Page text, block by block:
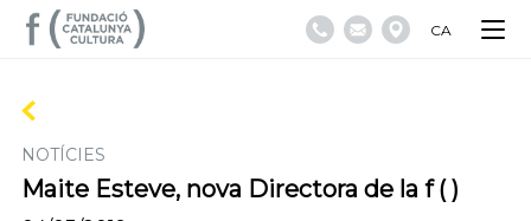
CA
NOTÍCIES
Maite Esteve, nova Directora de la f ( )